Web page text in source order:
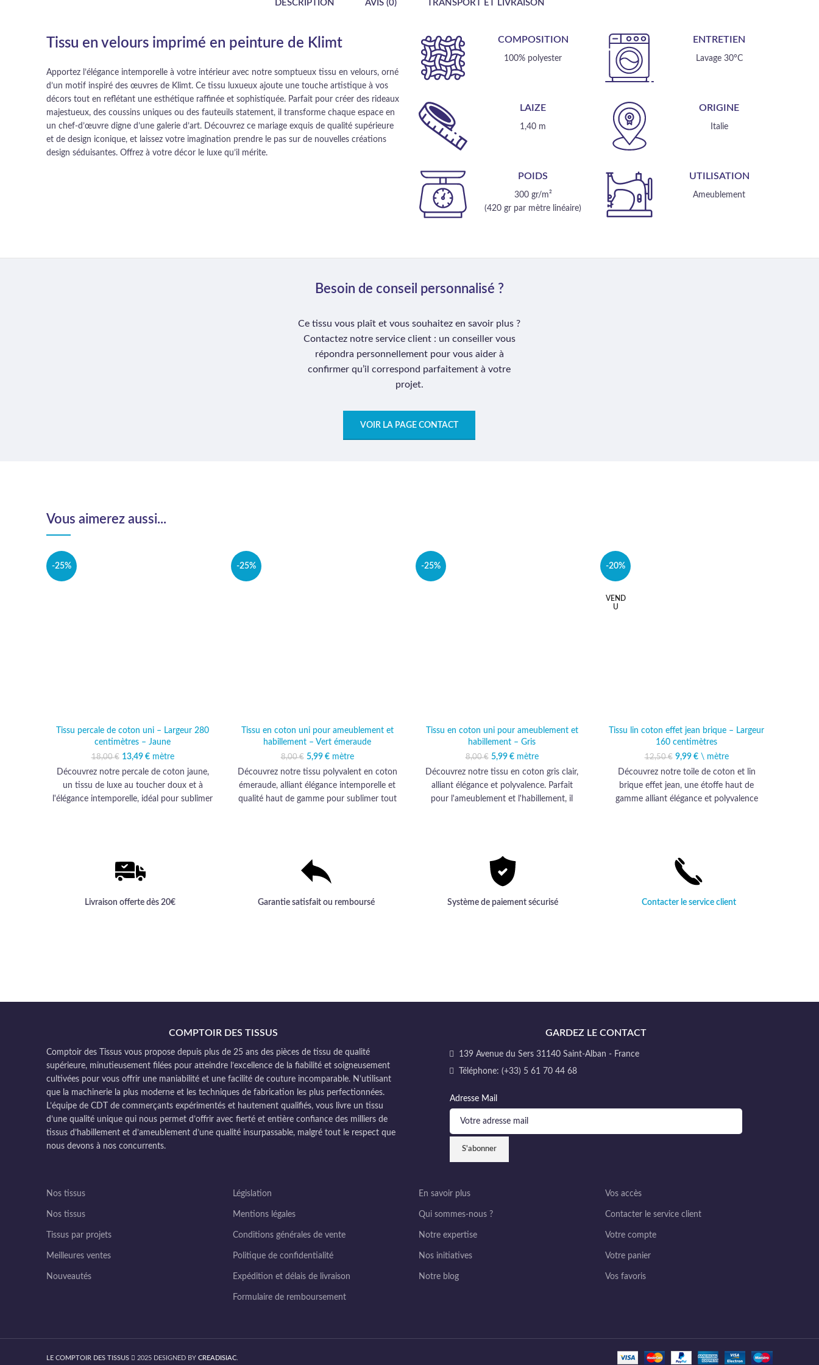
DESCRIPTION AVIS (0) TRANSPORT ET LIVRAISON
Tissu en velours imprimé en peinture de Klimt
Apportez l’élégance intemporelle à votre intérieur avec notre somptueux tissu en velours, orné
d’un motif inspiré des œuvres de Klimt. Ce tissu luxueux ajoute une touche artistique à vos
décors tout en reflétant une esthétique raffinée et sophistiquée. Parfait pour créer des rideaux
majestueux, des coussins uniques ou des fauteuils statement, il transforme chaque espace en
un chef-d’œuvre digne d’une galerie d’art. Découvrez ce mariage exquis de qualité supérieure
et de design iconique, et laissez votre imagination prendre le pas sur de nouvelles créations
design séduisantes. Offrez à votre décor le luxe qu’il mérite.
COMPOSITION
100% polyester
LAIZE
1,40 m
POIDS
300 gr/m²
(420 gr par mètre linéaire)
ENTRETIEN
Lavage 30°C
ORIGINE
Italie
UTILISATION
Ameublement
Besoin de conseil personnalisé ?
Ce tissu vous plaît et vous souhaitez en savoir plus ?
Contactez notre service client : un conseiller vous
répondra personnellement pour vous aider à
confirmer qu’il correspond parfaitement à votre
projet.
VOIR LA PAGE CONTACT
Vous aimerez aussi...
-25%
Tissu percale de coton uni – Largeur 280
centimètres – Jaune
18,00€
Le prix initial était :
18,00 €.
13,49 € Le prix actuel est :
13,49 €.
mètre
Découvrez notre percale de coton jaune,
un tissu de luxe au toucher doux et à
l'élégance intemporelle, idéal pour sublimer
-25%
Tissu en coton uni pour ameublement et
habillement – Vert émeraude
8,00€
Le prix initial était :
8,00 €.
5,99 € Le prix actuel est :
5,99 €.
mètre
Découvrez notre tissu polyvalent en coton
émeraude, alliant élégance intemporelle et
qualité haut de gamme pour sublimer tout
-25%
Tissu en coton uni pour ameublement et
habillement – Gris
8,00€
Le prix initial était :
8,00 €.
5,99 € Le prix actuel est :
5,99 €.
mètre
Découvrez notre tissu en coton gris clair,
alliant élégance et polyvalence. Parfait
pour l'ameublement et l'habillement, il
-20%
VEND
U
Tissu lin coton effet jean brique – Largeur
160 centimètres
12,50€
Le prix initial était :
12,50 €.
9,99 € Le prix actuel est :
9,99 €.
\ mètre
Découvrez notre toile de coton et lin
brique effet jean, une étoffe haut de
gamme alliant élégance et polyvalence
Livraison offerte dès 20€ Garantie satisfait ou remboursé Système de paiement sécurisé Contacter le service client
COMPTOIR DES TISSUS
Comptoir des Tissus vous propose depuis plus de 25 ans des pièces de tissu de qualité
supérieure, minutieusement filées pour atteindre l’excellence de la fiabilité et soigneusement
cultivées pour vous offrir une maniabilité et une facilité de couture incomparable. N’utilisant
que la machinerie la plus moderne et les techniques de fabrication les plus perfectionnées.
L’équipe de CDT de commerçants expérimentés et hautement qualifiés, vous livre un tissu
d’une qualité unique qui nous permet d’offrir avec fierté et entière confiance des milliers de
tissus d’habillement et d’ameublement d’une qualité insurpassable, malgré tout le respect que
nous devons à nos concurrents.
GARDEZ LE CONTACT
139 Avenue du Sers 31140 Saint-Alban - France
Téléphone: (+33) 5 61 70 44 68
Adresse Mail
Nos tissus
Nos tissus
Tissus par projets
Meilleures ventes
Nouveautés
Législation
Mentions légales
Conditions générales de vente
Politique de confidentialité
Expédition et délais de livraison
Formulaire de remboursement
En savoir plus
Qui sommes-nous ?
Notre expertise
Nos initiatives
Notre blog
Vos accès
Contacter le service client
Votre compte
Votre panier
Vos favoris
LE COMPTOIR DES TISSUS 2025 DESIGNED BY CREADISIAC